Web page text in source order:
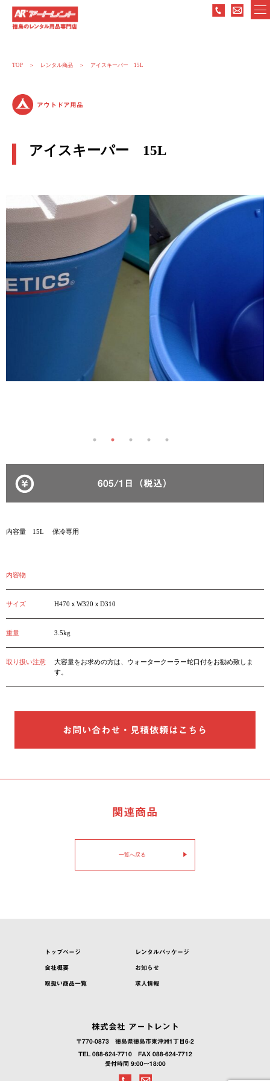
TOP レンタル商品 アイスキーパー 15L
アウトドア用品
アイスキーパー 15L
605/1日（税込）
内容量 15L 保冷専用
内容物
サイズ H470ｘW320ｘD310
重量 3.5kg
取り扱い注意
大容量をお求めの方は、ウォータークーラー蛇口付をお勧め致しま
す。
お問い合わせ・見積依頼はこちら
関連商品
一覧へ戻る
トップページ レンタルパッケージ
会社概要 お知らせ
取扱い商品一覧 求人情報
株式会社 アートレント
〒770-0873 徳島県徳島市東沖洲1丁目6-2
TEL 088-624-7710
FAX 088-624-7712
受付時間 9:00～18:00